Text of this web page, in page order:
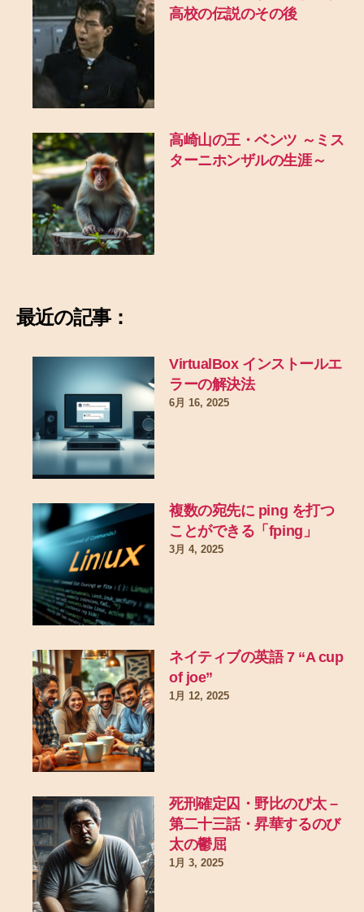
高校の伝説のその後
高崎山の王・ベンツ ～ミス
ターニホンザルの生涯～
最近の記事：
VirtualBox インストールエ
ラーの解決法
6月 16, 2025
複数の宛先に ping を打つ
ことができる「fping」
3月 4, 2025
ネイティブの英語 7 “A cup
of joe”
1月 12, 2025
死刑確定囚・野比のび太 –
第二十三話・昇華するのび
太の鬱屈
1月 3, 2025